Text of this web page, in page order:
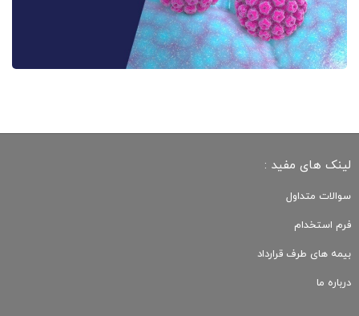
لینک های مفید :
سوالات متداول
فرم استخدام
بیمه های طرف قرارداد
درباره ما